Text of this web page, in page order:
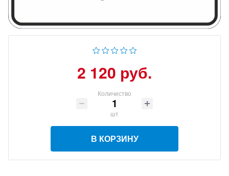
2 120 руб.
Количество
шт
В КОРЗИНУ